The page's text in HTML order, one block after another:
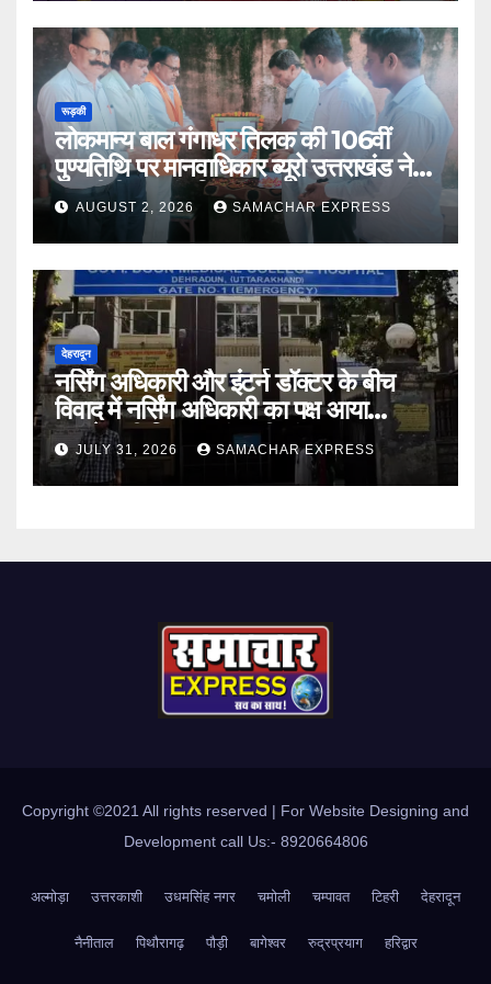
रूड़की
लोकमान्य बाल गंगाधर तिलक की 106वीं
पुण्यतिथि पर मानवाधिकार ब्यूरो उत्तराखंड ने दी
भावभीनी श्रद्धांजलि
AUGUST 2, 2026 SAMACHAR EXPRESS
देहरादून
नर्सिंग अधिकारी और इंटर्न डॉक्टर के बीच
विवाद में नर्सिंग अधिकारी का पक्ष आया
सामने,करी निष्पक्ष जांच की मांग
JULY 31, 2026 SAMACHAR EXPRESS
Copyright ©2021 All rights reserved | For Website Designing and
Development call Us:- 8920664806
अल्मोड़ा उत्तरकाशी उधमसिंह नगर चमोली चम्पावत टिहरी देहरादून
नैनीताल पिथौरागढ़ पौड़ी बागेश्वर रुद्रप्रयाग हरिद्वार